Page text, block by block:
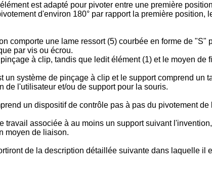
est adapté pour pivoter entre une première
d'environ 180° par rapport la première
comporte une lame ressort (5) courbée en forme de
par vis ou écrou.
à clip, tandis que ledit élément (1) et le moyen de
un système de pinçage à clip et le support comprend un
de l'utilisateur et/ou de support pour la souris.
un dispositif de contrôle pas à pas du pivotement de
travail associée à au moins un support suivant
moyen de liaison.
de la description détaillée suivante dans laquelle il